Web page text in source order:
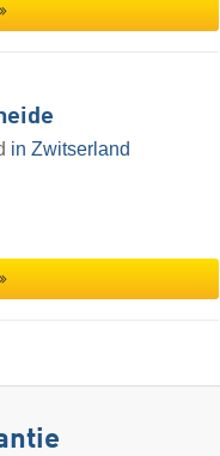
in Zwitserland